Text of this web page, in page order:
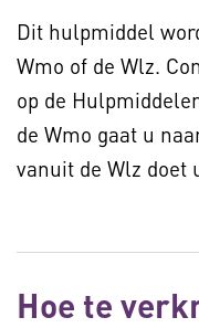
Dit hulpmiddel
Wmo of de Wlz.
op de
de Wmo gaat u
vanuit de Wlz doet
Hoe te